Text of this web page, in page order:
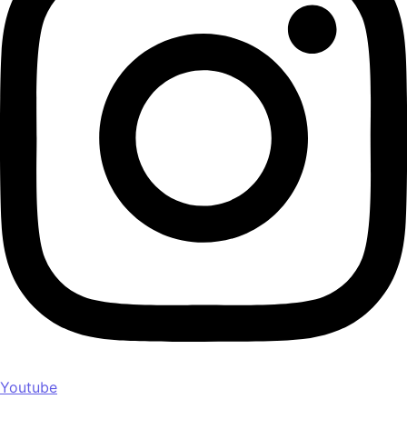
Youtube